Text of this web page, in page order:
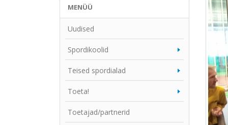
MENÜÜ
Uudised
Spordikoolid
Teised spordialad
Toeta!
Toetajad/partnerid